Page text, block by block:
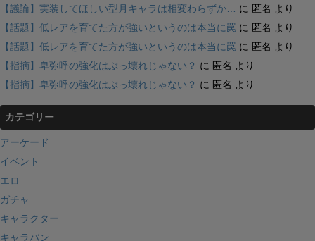
【議論】実装してほしい型月キャラは相変わらずか… に 匿名 より
【話題】低レアを育てた方が強いというのは本当に罠 に 匿名 より
【話題】低レアを育てた方が強いというのは本当に罠 に 匿名 より
【指摘】卑弥呼の強化はぶっ壊れじゃない？ に 匿名 より
【指摘】卑弥呼の強化はぶっ壊れじゃない？ に 匿名 より
カテゴリー
アーケード
イベント
エロ
ガチャ
キャラクター
キャラバン